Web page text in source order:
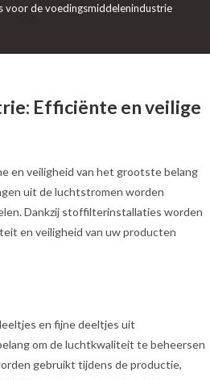
voor de voedingsmiddelenindustrie
Efficiënte en veilige
en veiligheid van het grootste belang
uit de luchtstromen worden
Dankzij stoffilterinstallaties worden
en veiligheid van uw producten
en fijne deeltjes uit
om de luchtkwaliteit te beheersen
gebruikt tijdens de productie,